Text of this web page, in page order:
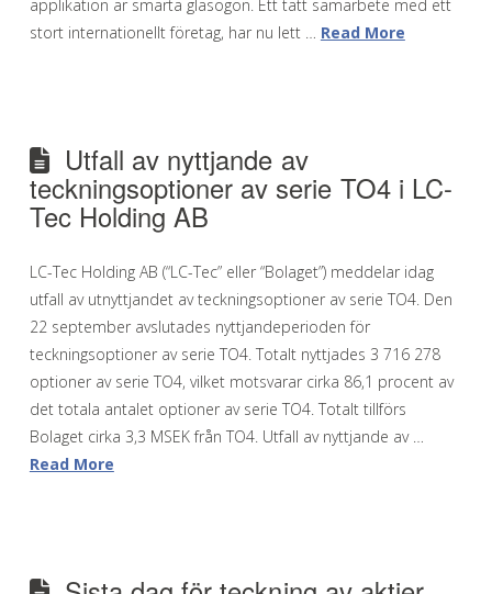
applikation är smarta glasögon. Ett tätt samarbete med ett
stort internationellt företag, har nu lett … Read More
Utfall av nyttjande av
teckningsoptioner av serie TO4 i LC-
Tec Holding AB
LC-Tec Holding AB (“LC-Tec” eller “Bolaget”) meddelar idag
utfall av utnyttjandet av teckningsoptioner av serie TO4. Den
22 september avslutades nyttjandeperioden för
teckningsoptioner av serie TO4. Totalt nyttjades 3 716 278
optioner av serie TO4, vilket motsvarar cirka 86,1 procent av
det totala antalet optioner av serie TO4. Totalt tillförs
Bolaget cirka 3,3 MSEK från TO4. Utfall av nyttjande av …
Read More